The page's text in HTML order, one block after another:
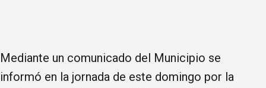
Mediante un comunicado del Municipio se
informó en la jornada de este domingo por la